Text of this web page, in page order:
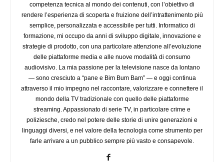
competenza tecnica al mondo dei contenuti, con l’obiettivo di
rendere l’esperienza di scoperta e fruizione dell’intrattenimento più
semplice, personalizzata e accessibile per tutti. Informatico di
formazione, mi occupo da anni di sviluppo digitale, innovazione e
strategie di prodotto, con una particolare attenzione all’evoluzione
delle piattaforme media e alle nuove modalità di consumo
audiovisivo. La mia passione per la televisione nasce da lontano
— sono cresciuto a “pane e Bim Bum Bam” — e oggi continua
attraverso il mio impegno nel raccontare, valorizzare e connettere il
mondo della TV tradizionale con quello delle piattaforme
streaming. Appassionato di serie TV, in particolare crime e
poliziesche, credo nel potere delle storie di unire generazioni e
linguaggi diversi, e nel valore della tecnologia come strumento per
farle arrivare a un pubblico sempre più vasto e consapevole.